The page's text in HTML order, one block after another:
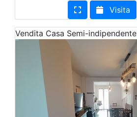
Visita
Vendita Casa Semi-indipendente